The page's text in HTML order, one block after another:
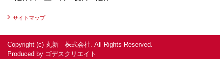
サイトマップ
Copyright (c) 丸新 株式会社. All Rights Reserved.
Produced by ゴデスクリエイト